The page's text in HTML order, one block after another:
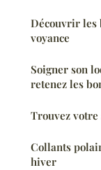
Découvrir les
voyance
Soigner son
retenez les
Trouvez
Collants
hiver